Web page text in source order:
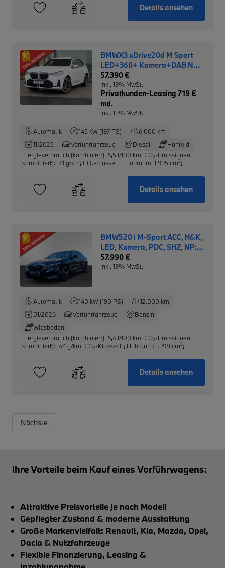
Details ansehen
BMWX3 xDrive20d M Sport
LED+360+ Kamera+DAB NP:
70.420,- €
57.390 €
inkl. 19% MwSt.
Privatkunden-Leasing 719 €
mtl.
inkl. 19% MwSt.
Automatik 145 kW (197 PS)
6.000 km
11/2025
Vorführfahrzeug Diesel
Hünfeld
Energieverbrauch (kombiniert): 6,5 l/100 km; CO2-Emissionen
(kombiniert): 171 g/km; CO2-Klasse: F; Hubraum: 1.995 cm3;
Details ansehen
BMW520 i M-Sport ACC, H&K,
LED, Kamera, PDC, SHZ, NP:
69.580€
57.990 €
inkl. 19% MwSt.
Automatik 140 kW (190 PS)
12.000 km
01/2026
Vorführfahrzeug
Benzin
Wiesbaden
Energieverbrauch (kombiniert): 6,4 l/100 km; CO2-Emissionen
(kombiniert): 144 g/km; CO2-Klasse: E; Hubraum: 1.998 cm3;
Details ansehen
Nächste
Ihre Vorteile beim Kauf eines Vorführwagens:
Attraktive Preisvorteile je nach Modell
Gepflegter Zustand & moderne Ausstattung
Große Markenvielfalt: Renault, Kia, Mazda, Opel,
Dacia & Nutzfahrzeuge
Flexible Finanzierung, Leasing &